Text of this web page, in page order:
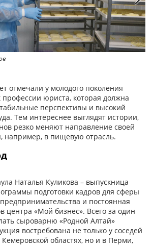
отмечали у молодого поколения
юриста, которая должна
перспективы и высокий
Тем интереснее выглядят истории,
резко меняют направление своей
например, в пищевую отрасль.
Наталья Куликова – выпускница
подготовки кадров для сферы
и постоянная
центра «Мой бизнес». Всего за один
сыроварню «Родной Алтай»
востребована не только у соседей
областях, но и в Перми,